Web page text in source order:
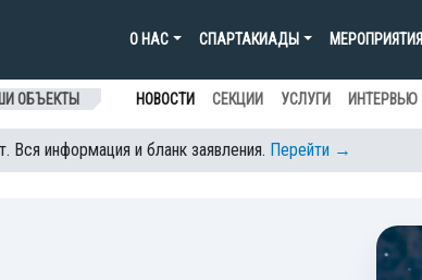
О НАС СПАРТАКИАДЫ МЕРОПРИЯТИЯ
ОБЪЕКТЫ НОВОСТИ СЕКЦИИ УСЛУГИ ИНТЕРВЬЮ
Вся информация и бланк заявления. Перейти →